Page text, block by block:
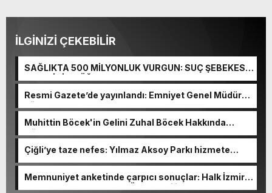
İLGİNİZİ ÇEKEBİLİR
SAĞLIKTA 500 MİLYONLUK VURGUN: SUÇ ŞEBEKESİ
KAÇIŞ İÇİN DÜĞMEYE BASTI!
Resmi Gazete’de yayınlandı: Emniyet Genel Müdürü
görevden alındı!
Muhittin Böcek'in Gelini Zuhal Böcek Hakkında
Gözaltı Kararı!
Çiğli’ye taze nefes: Yılmaz Aksoy Parkı hizmete
Memnuniyet anketinde çarpıcı sonuçlar: Halk İzmirli
başkanlardan memnun, Ömer Eşki ilk sırada